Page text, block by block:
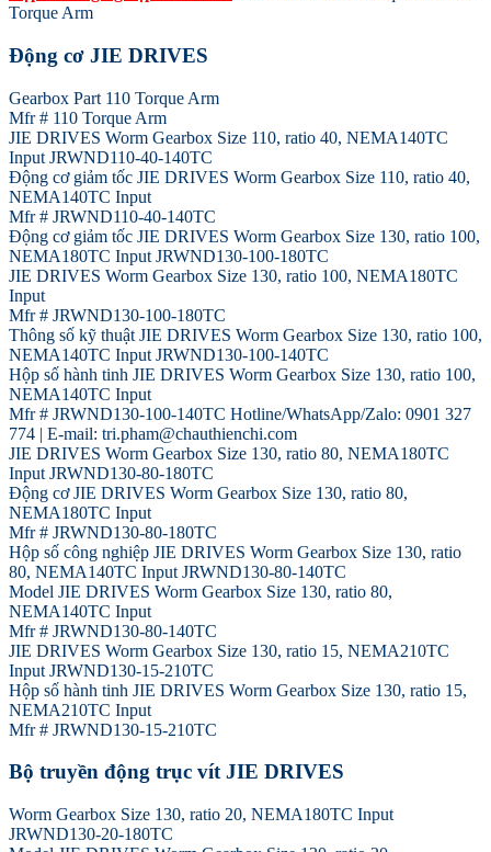
Torque Arm
Động cơ JIE DRIVES
Gearbox Part 110 Torque Arm
Mfr # 110 Torque Arm
JIE DRIVES Worm Gearbox Size 110, ratio 40, NEMA140TC
Input JRWND110-40-140TC
Động cơ giảm tốc JIE DRIVES Worm Gearbox Size 110, ratio 40,
NEMA140TC Input
Mfr # JRWND110-40-140TC
Động cơ giảm tốc JIE DRIVES Worm Gearbox Size 130, ratio 100,
NEMA180TC Input JRWND130-100-180TC
JIE DRIVES Worm Gearbox Size 130, ratio 100, NEMA180TC
Input
Mfr # JRWND130-100-180TC
Thông số kỹ thuật JIE DRIVES Worm Gearbox Size 130, ratio 100,
NEMA140TC Input JRWND130-100-140TC
Hộp số hành tinh JIE DRIVES Worm Gearbox Size 130, ratio 100,
NEMA140TC Input
Mfr # JRWND130-100-140TC Hotline/WhatsApp/Zalo: 0901 327
774 | E-mail: tri.pham@chauthienchi.com
JIE DRIVES Worm Gearbox Size 130, ratio 80, NEMA180TC
Input JRWND130-80-180TC
Động cơ JIE DRIVES Worm Gearbox Size 130, ratio 80,
NEMA180TC Input
Mfr # JRWND130-80-180TC
Hộp số công nghiệp JIE DRIVES Worm Gearbox Size 130, ratio
80, NEMA140TC Input JRWND130-80-140TC
Model JIE DRIVES Worm Gearbox Size 130, ratio 80,
NEMA140TC Input
Mfr # JRWND130-80-140TC
JIE DRIVES Worm Gearbox Size 130, ratio 15, NEMA210TC
Input JRWND130-15-210TC
Hộp số hành tinh JIE DRIVES Worm Gearbox Size 130, ratio 15,
NEMA210TC Input
Mfr # JRWND130-15-210TC
Bộ truyền động trục vít JIE DRIVES
Worm Gearbox Size 130, ratio 20, NEMA180TC Input
JRWND130-20-180TC